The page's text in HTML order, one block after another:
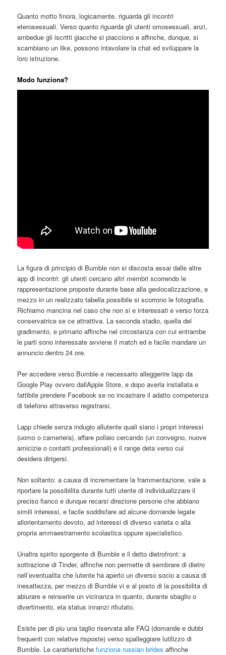
Quanto motto finora, logicamente, riguarda gli incontri
eterosessuali. Verso quanto riguarda gli utenti omosessuali, anzi,
ambedue gli iscritti giacche si piacciono e affinche, dunque, si
scambiano un like, possono intavolare la chat ed sviluppare la
loro istruzione.
Modo funziona?
La figura di principio di Bumble non si discosta assai dalle altre
app di incontri: gli utenti cercano altri membri scorrendo le
rappresentazione proposte durante base alla geolocalizzazione, e
mezzo in un realizzato tabella possibile si scorrono le fotografia.
Richiamo mancina nel caso che non si e interessati e verso forza
conservatrice se ce attrattiva. La seconda stadio, quella del
gradimento, e primario affinche nel circostanza con cui entrambe
le parti sono interessate avviene il match ed e facile mandare un
annuncio dentro 24 ore.
Per accedere verso Bumble e necessario alleggerire lapp da
Google Play ovvero dallApple Store, e dopo averla installata e
fattibile prendere Facebook se no incastrare il adatto competenza
di telefono attraverso registrarsi.
Lapp chiede senza indugio allutente quali siano i propri interessi
(uomo o cameriera), affare pollaio cercando (un convegno, nuove
amicizie o contatti professionali) e il range deta verso cui
desidera dirigersi.
Non soltanto: a causa di incrementare la frammentazione, vale a
riportare la possibilita durante tutti utente di individualizzare il
preciso fianco e dunque recarsi direzione persone che abbiano
simili interessi, e facile soddisfare ad alcune domande legate
allorientamento devoto, ad interessi di diverso varieta o alla
propria ammaestramento scolastica oppure specialistico.
Unaltra spirito sporgente di Bumble e il detto dietrofront: a
sottrazione di Tinder, affinche non permette di sembrare di dietro
nell’eventualita che lutente ha aperto un diverso socio a causa di
inesattezza, per mezzo di Bumble vi e al posto di la possibilita di
abiurare e reinserire un vicinanza in quanto, durante sbaglio o
divertimento, eta status innanzi rifiutato.
Esiste per di piu una taglio riservata alle FAQ (domande e dubbi
frequenti con relative risposte) verso spalleggiare lutilizzo di
Bumble. Le caratteristichefunziona russian brides affinche